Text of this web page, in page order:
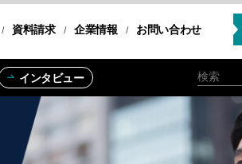
資料請求 企業情報 お問い合わせ
インタビュー